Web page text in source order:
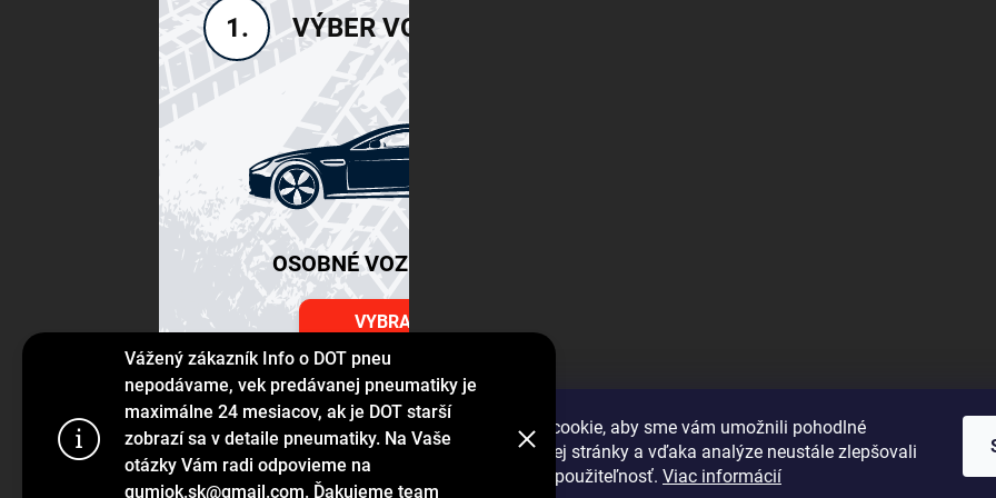
Používame súbory cookie, aby sme vám umožnili pohodlné
prehliadanie webovej stránky a vďaka analýze neustále zlepšovali
jej funkcie, výkon a použiteľnosť. Viac informácií
Vážený zákazník Info o DOT pneu
nepodávame, vek predávanej pneumatiky je
maximálne 24 mesiacov, ak je DOT starší
zobrazí sa v detaile pneumatiky. Na Vaše
otázky Vám radi odpovieme na
gumiok.sk@gmail.com. Ďakujeme team
1. VÝBER VOZIDLA
OSOBNÉ VOZIDLÁ SUV
VYBRAŤ